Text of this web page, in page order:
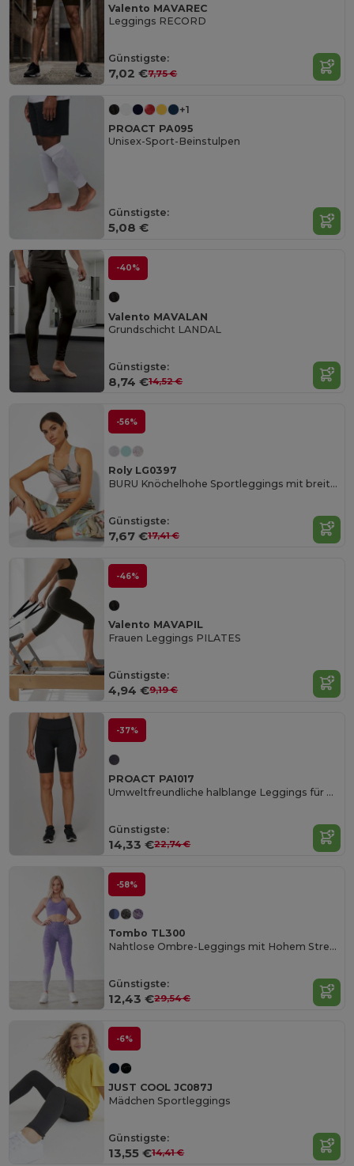
Valento MAVAREC
Leggings RECORD
Günstigste:
7,02 €7,75 €
+1
PROACT PA095
Unisex-Sport-Beinstulpen
Günstigste:
5,08 €
-40%
Valento MAVALAN
Grundschicht LANDAL
Günstigste:
8,74 €14,52 €
-56%
Roly LG0397
BURU Knöchelhohe Sportleggings mit breitem Bund
Günstigste:
7,67 €17,41 €
-46%
Valento MAVAPIL
Frauen Leggings PILATES
Günstigste:
4,94 €9,19 €
-37%
PROACT PA1017
Umweltfreundliche halblange Leggings für Damen
Günstigste:
14,33 €22,74 €
-58%
Tombo TL300
Nahtlose Ombre-Leggings mit Hohem Stretchkomfort
Günstigste:
12,43 €29,54 €
-6%
JUST COOL JC087J
Mädchen Sportleggings
Günstigste:
13,55 €14,41 €